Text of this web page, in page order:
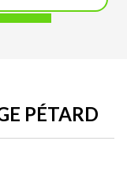
PÉTARD